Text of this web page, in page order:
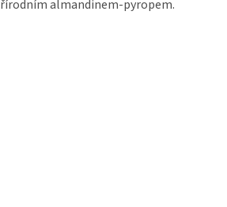
almandinem-pyropem.